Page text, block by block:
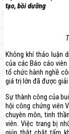
tạo, bồi dưỡng
Không khí thảo luận
của các Báo cáo
tổ chức hành nghề
giá trị lớn đã được giải
Sự thành công của
hội công chứng viên
chuyên môn, tinh
viên. Việc trang bị